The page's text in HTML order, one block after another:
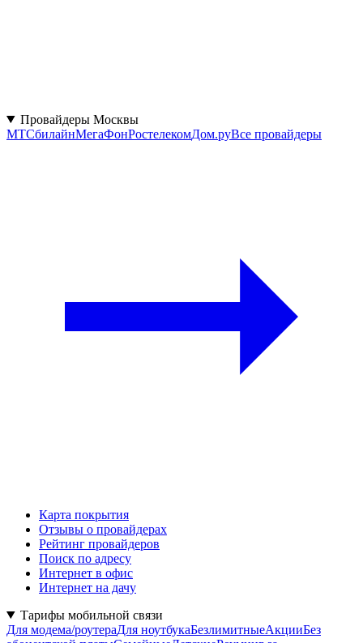
Провайдеры Москвы
МТСбилайнМегаФонРостелекомДом.руВсе провайдеры
Карта покрытия
Отзывы о провайдерах
Рейтинг провайдеров
Поиск по адресу
Интернет в офис
Интернет на дачу
Тарифы мобильной связи
Для модема/роутераДля ноутбукаБезлимитныеАкцииБез